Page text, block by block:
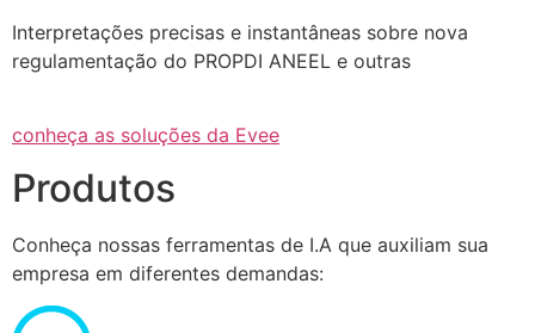
Interpretações precisas e instantâneas sobre nova
regulamentação do PROPDI ANEEL e outras
conheça as soluções da Evee
Produtos
Conheça nossas ferramentas de I.A que auxiliam sua
empresa em diferentes demandas: